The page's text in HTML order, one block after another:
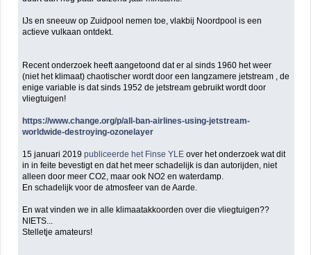
IJs en sneeuw op Zuidpool nemen toe, vlakbij Noordpool is een
actieve vulkaan ontdekt.
Recent onderzoek heeft aangetoond dat er al sinds 1960 het weer
(niet het klimaat) chaotischer wordt door een langzamere jetstream , de
enige variable is dat sinds 1952 de jetstream gebruikt wordt door
vliegtuigen!
https://www.change.org/p/all-ban-airlines-using-jetstream-
worldwide-destroying-ozonelayer
15 januari 2019publiceerde het Finse YLEover het onderzoek wat dit
in in feite bevestigt en dat het meer schadelijk is dan autorijden, niet
alleen door meer CO2, maar ook NO2 en waterdamp.
En schadelijk voor de atmosfeer van de Aarde.
En wat vinden we in alle klimaatakkoorden over die vliegtuigen??
NIETS...
Stelletje amateurs!